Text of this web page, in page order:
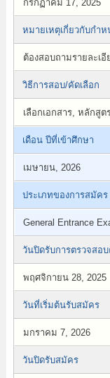
กรกฏาคม 17, 2025
หมายเหตุเกี่ยวกับกำ
ต้องสอบถามรายละเ
วิธีการสอบ/คัดเลือก
เลือกเอกสาร, หลักสู
เดือน ปีที่เข้าศึกษา
เมษายน, 2026
ประเภทของการสมัคร
General Entrance
วันปิดรับการตรวจสอ
พฤศจิกายน 28, 2025
วันที่เริ่มต้นรับสมัคร
มกราคม 7, 2026
วันปิดรับสมัคร